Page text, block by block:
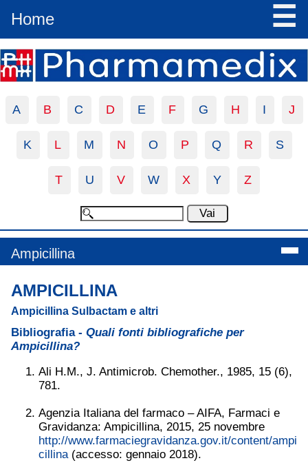
Home ☰
A B C D E F G H I J
K L M N O P Q R S
T U V W X Y Z
Ampicillina
AMPICILLINA
Ampicillina Sulbactam e altri
Bibliografia - Quali fonti bibliografiche per
Ampicillina?
Ali H.M., J. Antimicrob. Chemother., 1985, 15 (6),
781.
Agenzia Italiana del farmaco – AIFA, Farmaci e
Gravidanza: Ampicillina, 2015, 25 novembre
http://www.farmaciegravidanza.gov.it/content/ampi
cillina(accesso: gennaio 2018).